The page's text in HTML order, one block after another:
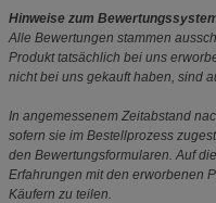
Hinweise zum
Alle Bewertungen stammen
Produkt tatsächlich bei uns
nicht bei uns gekauft haben, sind
In angemessenem Zeitabstand
sofern sie im Bestellprozess
den Bewertungsformularen. Auf
Erfahrungen mit den erworbenen
Käufern zu teilen.